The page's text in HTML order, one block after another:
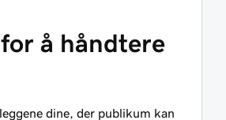
å håndtere
dine, der publikum kan